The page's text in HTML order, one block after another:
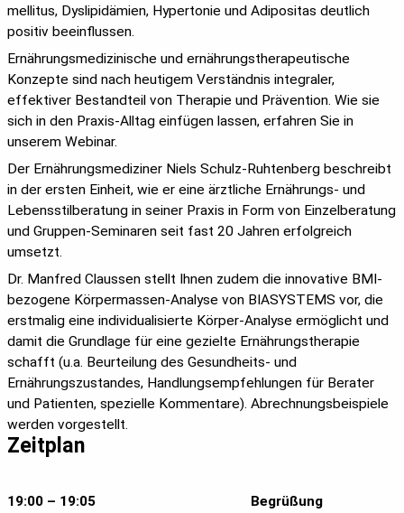
mellitus, Dyslipidämien, Hypertonie und Adipositas deutlich
positiv beeinflussen.
Ernährungsmedizinische und ernährungstherapeutische
Konzepte sind nach heutigem Verständnis integraler,
effektiver Bestandteil von Therapie und Prävention. Wie sie
sich in den Praxis-Alltag einfügen lassen, erfahren Sie in
unserem Webinar.
Der Ernährungsmediziner Niels Schulz-Ruhtenberg beschreibt
in der ersten Einheit, wie er eine ärztliche Ernährungs- und
Lebensstilberatung in seiner Praxis in Form von Einzelberatung
und Gruppen-Seminaren seit fast 20 Jahren erfolgreich
umsetzt.
Dr. Manfred Claussen stellt Ihnen zudem die innovative BMI-
bezogene Körpermassen-Analyse von BIASYSTEMS vor, die
erstmalig eine individualisierte Körper-Analyse ermöglicht und
damit die Grundlage für eine gezielte Ernährungstherapie
schafft (u.a. Beurteilung des Gesundheits- und
Ernährungszustandes, Handlungsempfehlungen für Berater
und Patienten, spezielle Kommentare). Abrechnungsbeispiele
werden vorgestellt.
Zeitplan
19:00 – 19:05
Begrüßung